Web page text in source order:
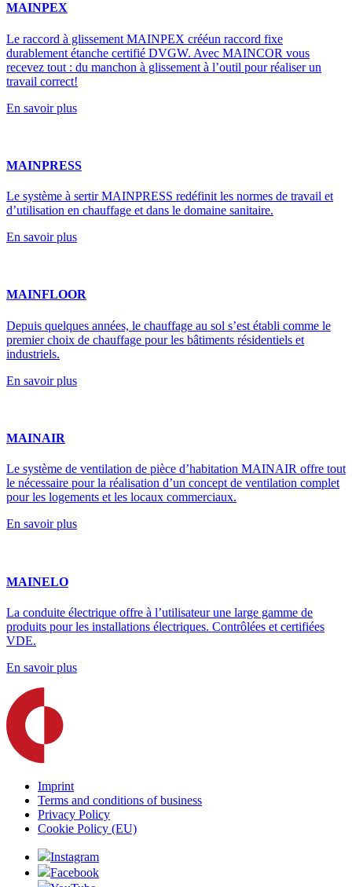
MAINPEX
Le raccord à glissement MAINPEX crééun raccord fixe
durablement étanche certifié DVGW. Avec MAINCOR vous
recevez tout : du manchon à glissement à l’outil pour réaliser un
travail correct!
En savoir plus
MAINPRESS
Le système à sertir MAINPRESS redéfinit les normes de travail et
d’utilisation en chauffage et dans le domaine sanitaire.
En savoir plus
MAINFLOOR
Depuis quelques années, le chauffage au sol s’est établi comme le
premier choix de chauffage pour les bâtiments résidentiels et
industriels.
En savoir plus
MAINAIR
Le système de ventilation de pièce d’habitation MAINAIR offre tout
le nécessaire pour la réalisation d’un concept de ventilation complet
pour les logements et les locaux commerciaux.
En savoir plus
MAINELO
La conduite électrique offre à l’utilisateur une large gamme de
produits pour les installations électriques. Contrôlées et certifiées
VDE.
En savoir plus
Imprint
Terms and conditions of business
Privacy Policy
Cookie Policy (EU)
Instagram
Facebook